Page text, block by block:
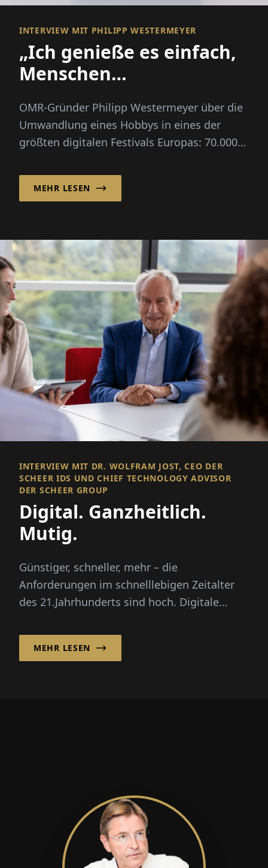
INTERVIEW MIT PHILIPP WESTERMEYER
„Ich genieße es einfach,
Menschen
OMR-Gründer Philipp Westermeyer über die
Umwandlung eines Hobbys in eines der
größten digitalen Festivals Europas: 70.000
MEHR LESEN
INTERVIEW MIT DR. WOLFRAM JOST, CEO DER
SCHEER IDS UND CHIEF TECHNOLOGY ADVISOR
DER SCHEER GROUP
Digital. Ganzheitlich.
Mutig.
Günstiger, schneller, mehr – die
Anforderungen im schnelllebigen Zeitalter
des 21.Jahrhunderts sind hoch. Digitale
MEHR LESEN